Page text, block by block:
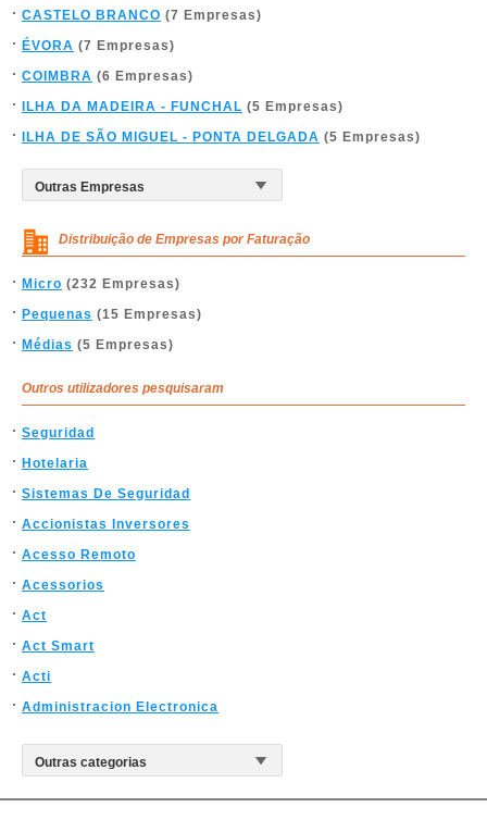
CASTELO BRANCO (7 Empresas)
ÉVORA (7 Empresas)
COIMBRA (6 Empresas)
ILHA DA MADEIRA - FUNCHAL (5 Empresas)
ILHA DE SÃO MIGUEL - PONTA DELGADA (5 Empresas)
Distribuição de Empresas por Faturação
Micro (232 Empresas)
Pequenas (15 Empresas)
Médias (5 Empresas)
Outros utilizadores pesquisaram
Seguridad
Hotelaria
Sistemas De Seguridad
Accionistas Inversores
Acesso Remoto
Acessorios
Act
Act Smart
Acti
Administracion Electronica